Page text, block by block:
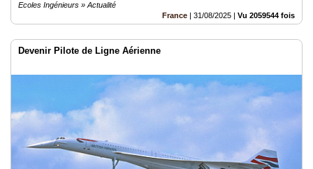
Ecoles Ingénieurs » Actualité
France | 31/08/2025 | Vu 2059544 fois
Devenir Pilote de Ligne Aérienne